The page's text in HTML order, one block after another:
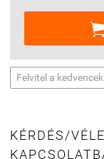
Felvitel a
KÉRDÉS/